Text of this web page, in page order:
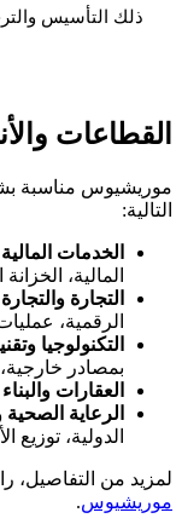
ذلك التأسيس
القطاعات
موريشيوس مناسبة
التالية:
الخدمات المالية
المالية، الخزانة
التجارة
الرقمية،
التكنولوجيا
بمصادر خارجية،
العقارات والبناء
الرعاية الصحية
الدولية، توزيع
لمزيد من التفاصيل،
موريشيوس.